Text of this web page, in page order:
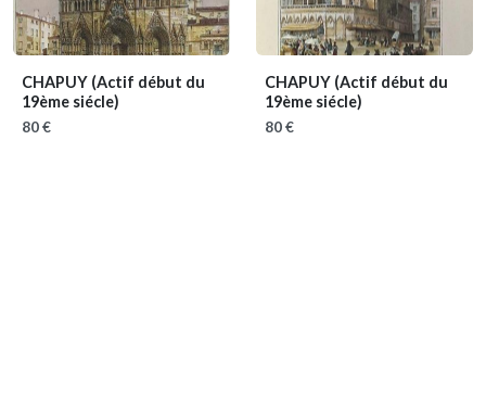
CHAPUY (Actif début du
19ème siécle)
80 €
CHAPUY (Actif début du
19ème siécle)
80 €